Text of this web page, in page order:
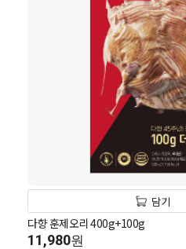
담기
다향 훈제오리 400g+100g
11,980원